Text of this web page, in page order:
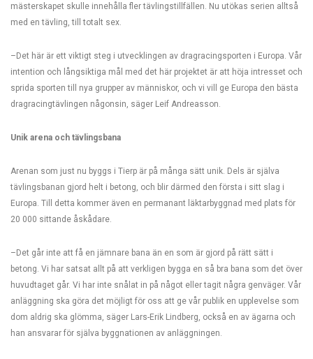
mästerskapet skulle innehålla fler tävlingstillfällen. Nu utökas serien alltså
med en tävling, till totalt sex.
–Det här är ett viktigt steg i utvecklingen av dragracingsporten i Europa. Vår
intention och långsiktiga mål med det här projektet är att höja intresset och
sprida sporten till nya grupper av människor, och vi vill ge Europa den bästa
dragracingtävlingen någonsin, säger Leif Andreasson.
Unik arena och tävlingsbana
Arenan som just nu byggs i Tierp är på många sätt unik. Dels är själva
tävlingsbanan gjord helt i betong, och blir därmed den första i sitt slag i
Europa. Till detta kommer även en permanant läktarbyggnad med plats för
20 000 sittande åskådare.
–Det går inte att få en jämnare bana än en som är gjord på rätt sätt i
betong. Vi har satsat allt på att verkligen bygga en så bra bana som det över
huvudtaget går. Vi har inte snålat in på något eller tagit några genväger. Vår
anläggning ska göra det möjligt för oss att ge vår publik en upplevelse som
dom aldrig ska glömma, säger Lars-Erik Lindberg, också en av ägarna och
han ansvarar för själva byggnationen av anläggningen.